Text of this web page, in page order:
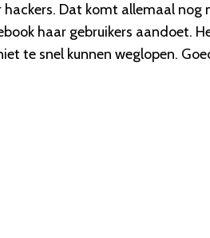
Dat komt allemaal nog
haar gebruikers aandoet.
te snel kunnen weglopen.